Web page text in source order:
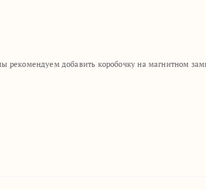
рекомендуем добавить коробочку на магнитном